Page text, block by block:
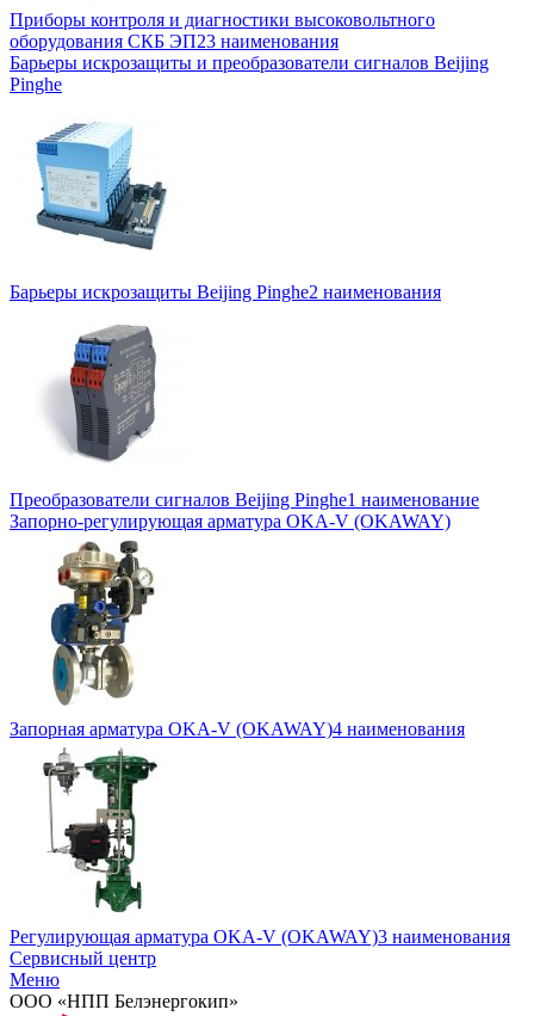
Приборы контроля и диагностики высоковольтного
оборудования СКБ ЭП23 наименования
Барьеры искрозащиты и преобразователи сигналов Beijing
Pinghe
Барьеры искрозащиты Beijing Pinghe2 наименования
Преобразователи сигналов Beijing Pinghe1 наименование
Запорно-регулирующая арматура OKA-V (OKAWAY)
Запорная арматура OKA-V (OKAWAY)4 наименования
Регулирующая арматура OKA-V (OKAWAY)3 наименования
Сервисный центр
Меню
ООО «НПП Белэнергокип»